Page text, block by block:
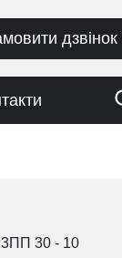
дзвінок
30 - 10